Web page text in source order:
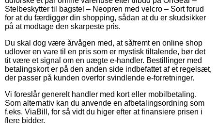
Stelbeskytter til bagstel – Neopren med velcro – Sort forud
for at du færdiggør din shopping, sådan at du er skudsikker
på at modtage den skarpeste pris.
Du skal dog være årvågen med, at såfremt en online shop
udlover en vare til en pris som er mystisk tiltalende, bør det
tit være et signal om en uægte e-handler. Bestillinger med
betalingskort er på den anden side indbefattet af et regelsæt,
der passer på kunden overfor svindlende e-forretninger.
Vi foreslår generelt handler med kort eller mobilbetaling.
Som alternativ kan du anvende en afbetalingsordning som
f.eks. ViaBill, for så vidt du higer efter at finansiere prisen i
flere bidder.